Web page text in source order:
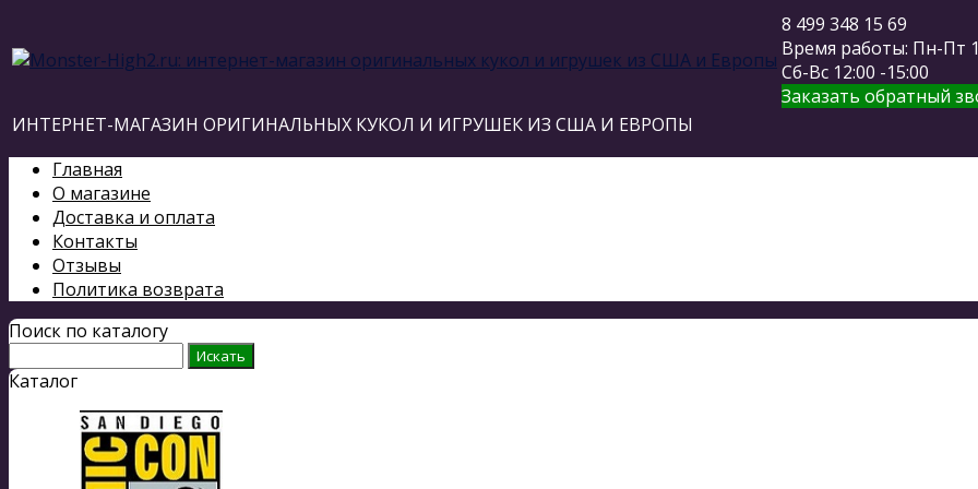
8 499 348 15 69
Время работы: Пн-Пт
Сб-Вс 12:00 -15:00
Заказать обратный
ИНТЕРНЕТ-МАГАЗИН ОРИГИНАЛЬНЫХ КУКОЛ И ИГРУШЕК ИЗ США И ЕВРОПЫ
Главная
О магазине
Доставка и оплата
Контакты
Отзывы
Политика возврата
Поиск по каталогу
Каталог